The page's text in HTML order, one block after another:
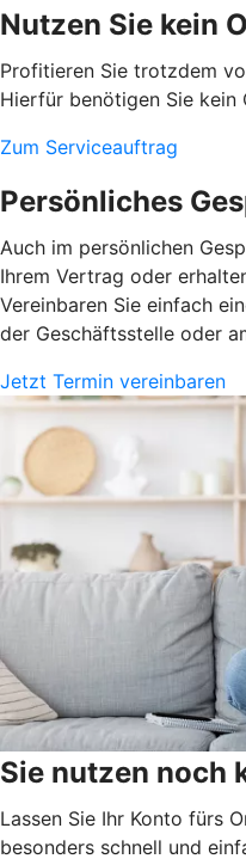
Nutzen Sie kein
Profitieren Sie trotzdem
Hierfür benötigen Sie kein
Zum Serviceauftrag
Persönliches
Auch im persönlichen
Ihrem Vertrag oder
Vereinbaren Sie einfach
der Geschäftsstelle oder
Jetzt Termin vereinbaren
Sie nutzen noch
Lassen Sie Ihr Konto fürs
besonders schnell und